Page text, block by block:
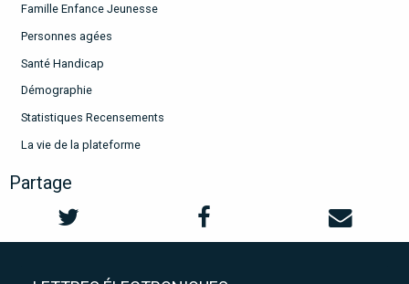
Famille Enfance Jeunesse
Personnes agées
Santé Handicap
Démographie
Statistiques Recensements
La vie de la plateforme
Partage